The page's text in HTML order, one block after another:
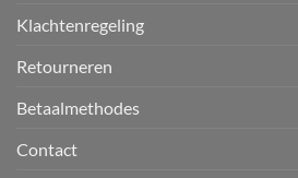
Klachtenregeling
Retourneren
Betaalmethodes
Contact